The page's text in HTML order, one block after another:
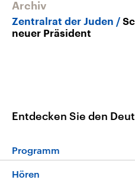
Archiv
Zentralrat der Juden
neuer Präsident
Entdecken Sie den
Programm
Programm
Hören